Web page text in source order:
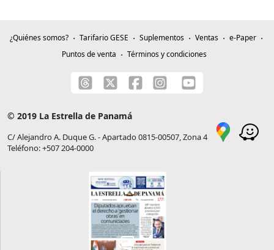
¿Quiénes somos? Tarifario GESE Suplementos Ventas
e-Paper
Puntos de venta
Términos y condiciones
© 2019 La Estrella de Panamá
C/ Alejandro A. Duque G. - Apartado 0815-00507, Zona 4
Teléfono: +507 204-0000